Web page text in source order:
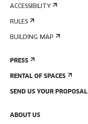
ACCESSIBILITY
RULES
BUILDING MAP
PRESS
RENTAL OF SPACES
SEND US YOUR PROPOSAL
ABOUT US